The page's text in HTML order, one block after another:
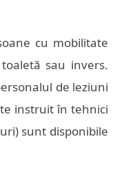
cu mobilitate
sau invers.
de leziuni
instruit în tehnici
sunt disponibile